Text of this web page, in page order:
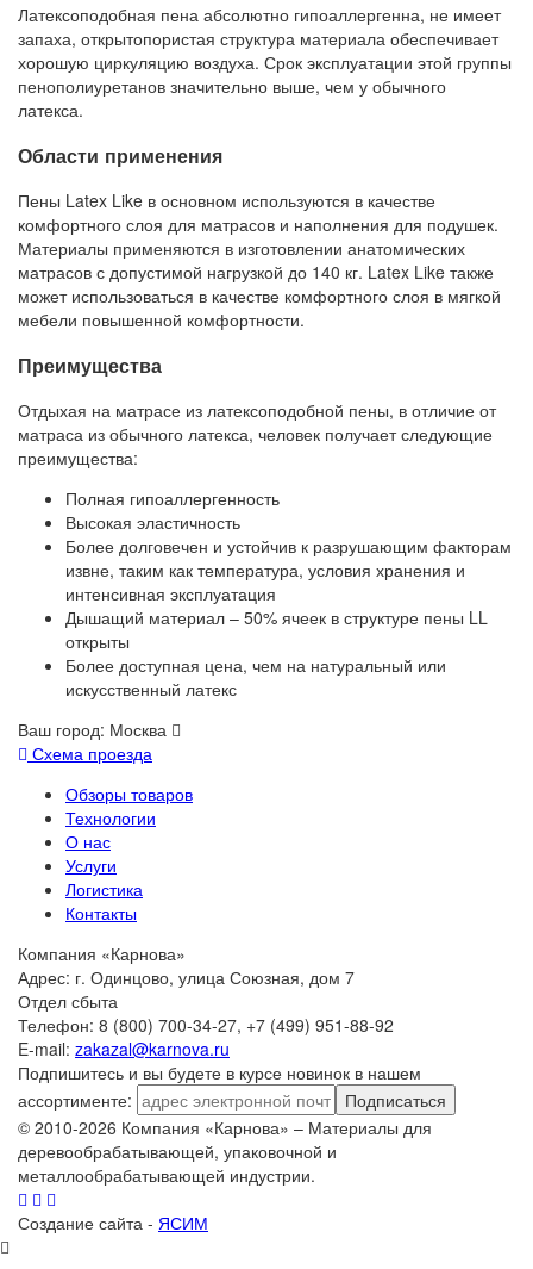
Латексоподобная пена абсолютно гипоаллергенна, не имеет
запаха, открытопористая структура материала обеспечивает
хорошую циркуляцию воздуха. Срок эксплуатации этой группы
пенополиуретанов значительно выше, чем у обычного
латекса.
Области применения
Пены Latex Like в основном используются в качестве
комфортного слоя для матрасов и наполнения для подушек.
Материалы применяются в изготовлении анатомических
матрасов с допустимой нагрузкой до 140 кг. Latex Like также
может использоваться в качестве комфортного слоя в мягкой
мебели повышенной комфортности.
Преимущества
Отдыхая на матрасе из латексоподобной пены, в отличие от
матраса из обычного латекса, человек получает следующие
преимущества:
Полная гипоаллергенность
Высокая эластичность
Более долговечен и устойчив к разрушающим факторам
извне, таким как температура, условия хранения и
интенсивная эксплуатация
Дышащий материал – 50% ячеек в структуре пены LL
открыты
Более доступная цена, чем на натуральный или
искусственный латекс
Ваш город: Москва
Схема проезда
Обзоры товаров
Технологии
О нас
Услуги
Логистика
Контакты
Компания «Карнова»
Адрес: г. Одинцово, улица Союзная, дом 7
Отдел сбыта
Телефон: 8 (800) 700-34-27, +7 (499) 951-88-92
E-mail: zakazal@karnova.ru
Подпишитесь и вы будете в курсе новинок в нашем
ассортименте:
Подписаться
© 2010-2026 Компания «Карнова» – Материалы для
деревообрабатывающей, упаковочной и
металлообрабатывающей индустрии.
Создание сайта - ЯСИМ